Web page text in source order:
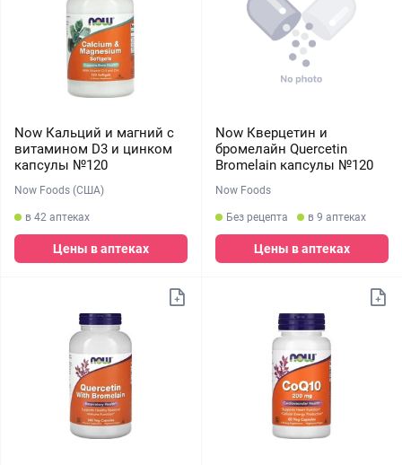
Now Кальций и магний с
витамином D3 и цинком
капсулы №120
Now Foods (США)
в 42 аптеках
Цены в аптеках
Now Кверцетин и
бромелайн Quercetin
Bromelain капсулы №120
Now Foods
Без рецепта в 9 аптеках
Цены в аптеках